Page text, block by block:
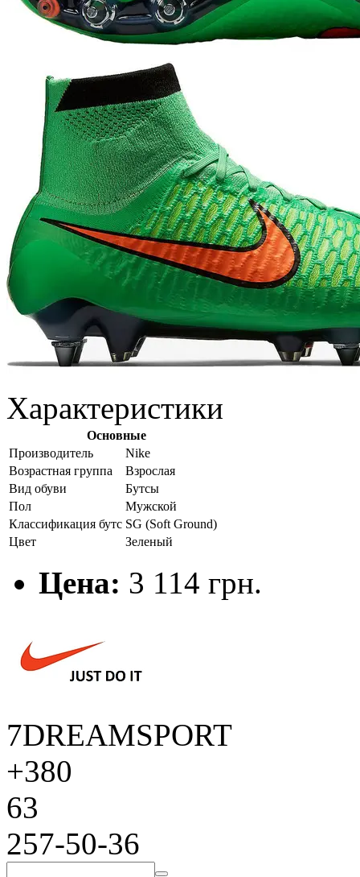
Характеристики
Основные
Производитель
Nike
Возрастная группа
Взрослая
Вид обуви
Бутсы
Пол
Мужской
Классификация бутс SG (Soft Ground)
Цвет
Зеленый
Цена: 3 114 грн.
7DREAMSPORT
+380
63
257-50-36